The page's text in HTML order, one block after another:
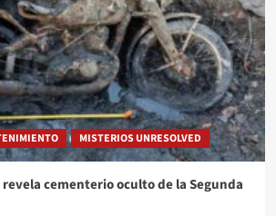
MISTERIOS UNRESOLVED
cementerio oculto de la Segunda